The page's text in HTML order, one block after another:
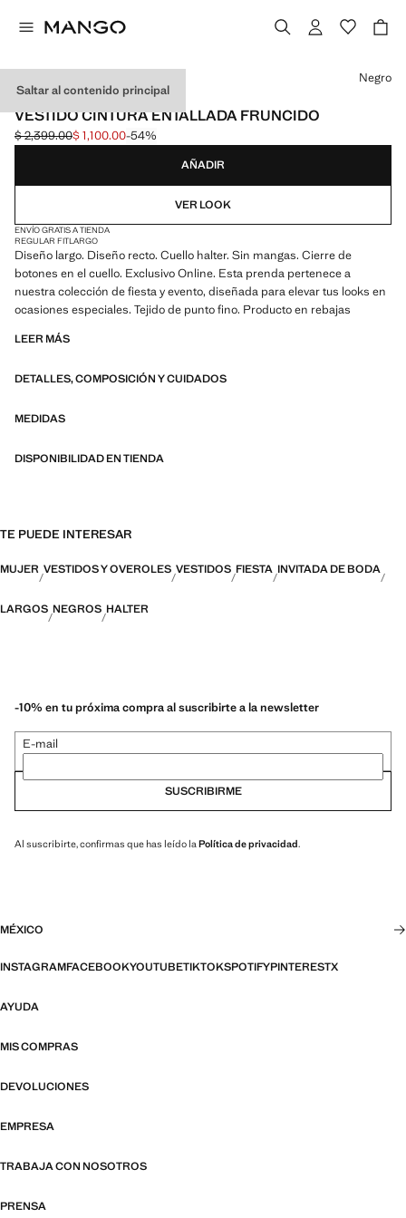
Saltar al contenido principal
EXCLUSIVO ONLINE
VESTIDO CINTURA ENTALLADA FRUNCIDO
Precio inicial tachado [$ 2,399.00 ]
$ 2,399.00
Precio actual [$ 1,100.00 ]
$ 1,100.00-54%
Selecciona un color
Negro
AÑADIR
VER LOOK
ENVÍO GRATIS A TIENDA
REGULAR FITLARGO
Diseño largo. Diseño recto. Cuello halter. Sin mangas. Cierre de
botones en el cuello. Exclusivo Online. Esta prenda pertenece a
nuestra colección de fiesta y evento, diseñada para elevar tus looks en
ocasiones especiales. Tejido de punto fino. Producto en rebajas
LEER MÁS
DETALLES, COMPOSICIÓN Y CUIDADOS
MEDIDAS
DISPONIBILIDAD EN TIENDA
TE PUEDE INTERESAR
MUJER VESTIDOS Y OVEROLES VESTIDOS FIESTA INVITADA DE BODA
LARGOS NEGROS HALTER
-10% en tu próxima compra al suscribirte a la newsletter
E-mail
SUSCRIBIRME
Al suscribirte, confirmas que has leído la Política de privacidad.
MÉXICO
INSTAGRAMFACEBOOKYOUTUBETIKTOKSPOTIFYPINTERESTX
AYUDA
MIS COMPRAS
DEVOLUCIONES
EMPRESA
TRABAJA CON NOSOTROS
PRENSA